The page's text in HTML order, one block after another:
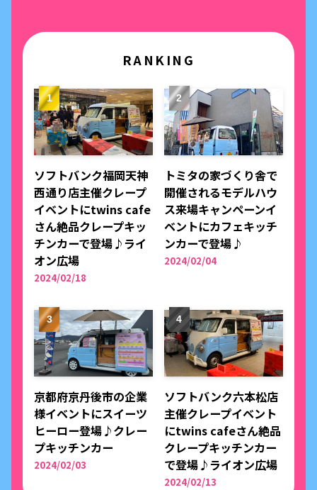
RANKING
ソフトバンク福岡天神
西通り店主催クレープ
イベントにtwins cafe
さん絶品クレープキッ
チンカーで登場♪ライ
オン広場
2024/02/18
トミタの家づくり舎で
開催されるモデルハウ
ス来場キャンペーンイ
ベントにカフェキッチ
ンカーで登場♪
2024/02/04
京都府京丹後市の企業
様イベントにスイーツ
ヒーロー登場♪クレー
プキッチンカー
2024/02/03
ソフトバンク六本松店
主催クレープイベント
にtwins cafeさん絶品
クレープキッチンカー
で登場♪ライオン広場
2024/02/13